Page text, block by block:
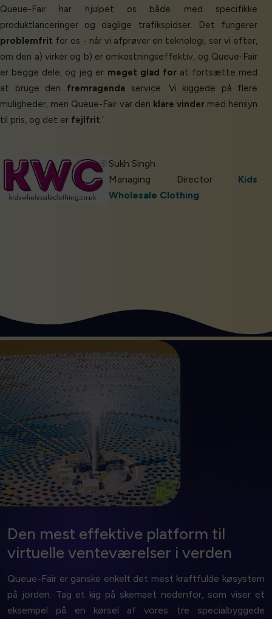
Queue-Fair har hjulpet os både med specifikke
produktlanceringer og daglige trafikspidser. Det fungerer
problemfrit for os - når vi afprøver en teknologi, ser vi efter,
om den a) virker og b) er omkostningseffektiv, og Queue-Fair
er begge dele, og jeg er meget glad forat fortsætte med
at bruge den fremragende service. Vi kiggede på flere
muligheder, men Queue-Fair var den klare vinder med hensyn
til pris, og det er fejlfrit.’
Sukh Singh
Managing Director Kids
Wholesale Clothing
Effektivt og grønt
Den rigtige form for magt. Reducer emissioner og
spildte serveromkostninger med vores
energibesparende løsning.
Kom I Gang
Den mest effektive platform til
virtuelle venteværelser i verden
Queue-Fair er ganske enkelt det mest kraftfulde køsystem
på jorden. Tag et kig på skemaet nedenfor, som viser et
eksempel på en kørsel af vores tre specialbyggede